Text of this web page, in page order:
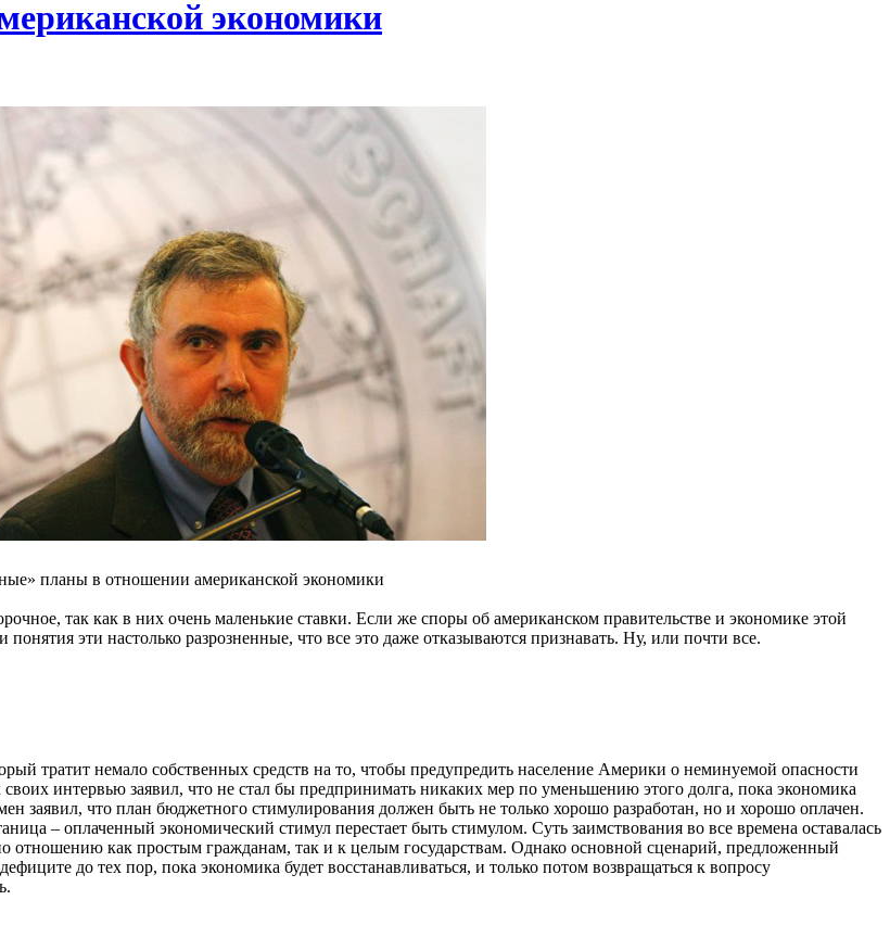
экономики
планы в отношении американской экономики
так как в них очень маленькие ставки. Если же споры об американском правительстве и экономике этой
эти настолько разрозненные, что все это даже отказываются признавать. Ну, или почти все.
тратит немало собственных средств на то, чтобы предупредить население Америки о неминуемой опасности
интервью заявил, что не стал бы предпринимать никаких мер по уменьшению этого долга, пока экономика
заявил, что план бюджетного стимулирования должен быть не только хорошо разработан, но и хорошо оплачен.
– оплаченный экономический стимул перестает быть стимулом. Суть заимствования во все времена оставалась
отношению как простым гражданам, так и к целым государствам. Однако основной сценарий, предложенный
до тех пор, пока экономика будет восстанавливаться, и только потом возвращаться к вопросу